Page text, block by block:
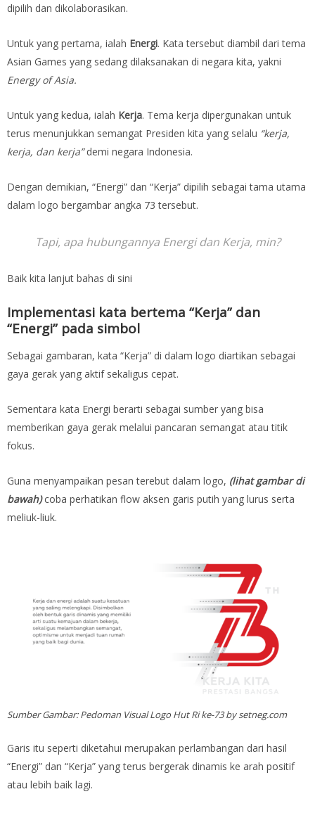
dipilih dan dikolaborasikan.
Untuk yang pertama, ialah Energi. Kata tersebut diambil dari tema
Asian Games yang sedang dilaksanakan di negara kita, yakni
Energy of Asia.
Untuk yang kedua, ialah Kerja. Tema kerja dipergunakan untuk
terus menunjukkan semangat Presiden kita yang selalu “kerja,
kerja, dan kerja”demi negara Indonesia.
Dengan demikian, “Energi” dan “Kerja” dipilih sebagai tama utama
dalam logo bergambar angka 73 tersebut.
Tapi, apa hubungannya Energi dan Kerja, min?
Baik kita lanjut bahas di sini
Implementasi kata bertema “Kerja” dan
“Energi” pada simbol
Sebagai gambaran, kata “Kerja” di dalam logo diartikan sebagai
gaya gerak yang aktif sekaligus cepat.
Sementara kata Energi berarti sebagai sumber yang bisa
memberikan gaya gerak melalui pancaran semangat atau titik
fokus.
Guna menyampaikan pesan terebut dalam logo, (lihat gambar di
bawah)coba perhatikan flow aksen garis putih yang lurus serta
meliuk-liuk.
Sumber Gambar: Pedoman Visual Logo Hut Ri ke-73 by setneg.com
Garis itu seperti diketahui merupakan perlambangan dari hasil
“Energi” dan “Kerja” yang terus bergerak dinamis ke arah positif
atau lebih baik lagi.